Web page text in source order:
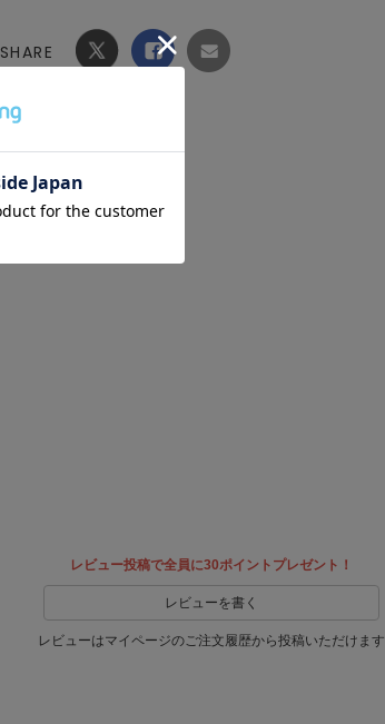
SHARE
レビュー投稿で全員に30ポイントプレゼント！
レビューを書く
レビューはマイページのご注文履歴から投稿いただけます